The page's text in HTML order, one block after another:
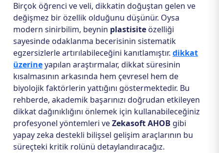
Birçok öğrenci ve veli, dikkatin doğuştan gelen ve
değişmez bir özellik olduğunu düşünür. Oysa
modern sinirbilim, beynin plastisite özelliği
sayesinde odaklanma becerisinin sistematik
egzersizlerle artırılabileceğini kanıtlamıştır. dikkat
üzerineyapılan araştırmalar, dikkat süresinin
kısalmasının arkasında hem çevresel hem de
biyolojik faktörlerin yattığını göstermektedir. Bu
rehberde, akademik başarınızı doğrudan etkileyen
dikkat dağınıklığını önlemek için kullanabileceğiniz
profesyonel yöntemleri veZekasoft AHOB gibi
yapay zeka destekli bilişsel gelişim araçlarının bu
süreçteki kritik rolünü detaylandıracağız.